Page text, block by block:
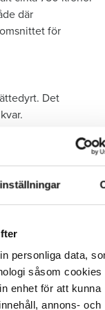
personliga data,
såsom cookies
enhet för att kunna
annons- och
där
för
Det
Familjebostäder
måste göras
det är det